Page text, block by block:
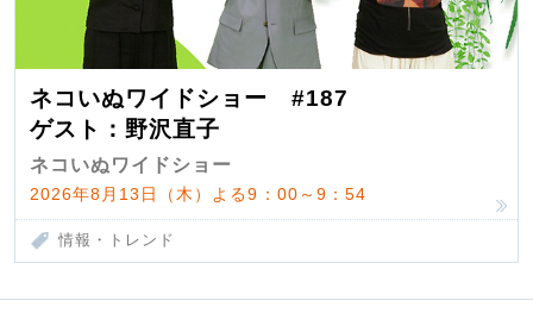
ネコいぬワイドショー #187
ゲスト：野沢直子
ネコいぬワイドショー
2026年8月13日（木）よる9：00～9：54
情報・トレンド